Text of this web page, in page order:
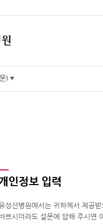
온라인·전화 예약
진료과·센터소개
선병원 건강칼럼
업무안내
선병원 소식
병원소개
첨단
인근
) ▼
인정보 입력
성선병원에서는 귀하께서 제공
쁘시더라도 설문에 답해 주시면